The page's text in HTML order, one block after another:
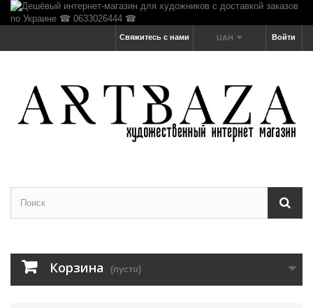
Войти
UAH
Свяжитесь с нами
Корзина (пусто)